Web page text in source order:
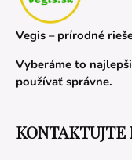
Vegis – prírodné
Vyberáme to
používať správne.
KONTAKTUJTE